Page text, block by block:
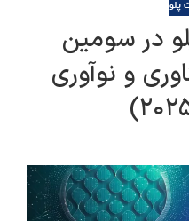
پلو
در سومین
و نوآوری